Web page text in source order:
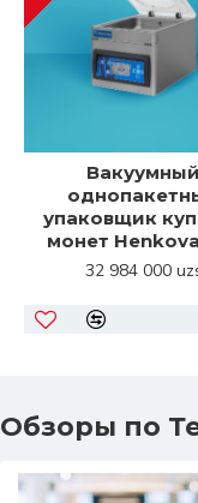
Вакуумный
упаковщик
монет
32 984 000
Обзоры по